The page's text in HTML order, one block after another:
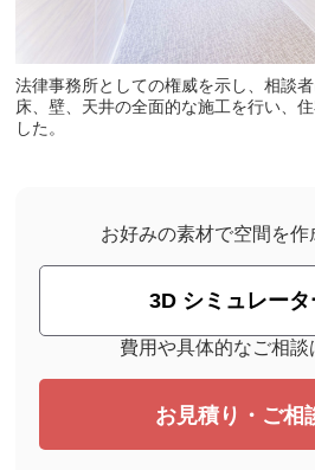
法律事務所としての権威を示し、相談
床、壁、天井の全面的な施工を行い、
した。
お好みの素材で空間を作
3D シミュレータ
費用や具体的なご相談
お見積り・ご相